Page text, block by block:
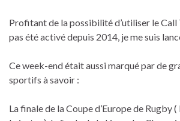
Profitant de la possibilité d’utiliser le
pas été activé depuis 2014, je me suis
Ce week-end était aussi marqué par de
sportifs à savoir :
La finale de la Coupe d’Europe de Rugby (